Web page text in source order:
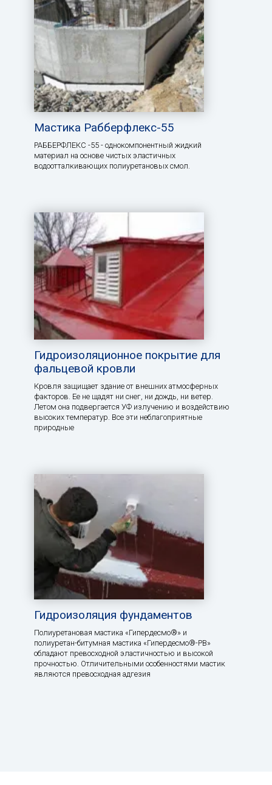
Мастика Рабберфлекс-55
РАББЕРФЛЕКС -55 - однокомпонентный жидкий
материал на основе чистых эластичных
водоотталкивающих полиуретановых смол.
Гидроизоляционное покрытие для
фальцевой кровли
Кровля защищает здание от внешних атмосферных
факторов. Ее не щадят ни снег, ни дождь, ни ветер.
Летом она подвергается УФ излучению и воздействию
высоких температур. Все эти неблагоприятные
природные
Гидроизоляция фундаментов
Полиуретановая мастика «Гипердесмо®» и
полиуретан-битумная мастика «Гипердесмо®-РВ»
обладают превосходной эластичностью и высокой
прочностью. Отличительными особенностями мастик
являются превосходная адгезия